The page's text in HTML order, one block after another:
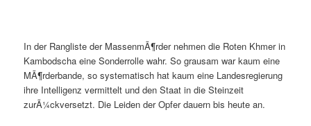
In der Rangliste der MassenmÃ¶rder nehmen die Roten Khmer in
Kambodscha eine Sonderrolle wahr. So grausam war kaum eine
MÃ¶rderbande, so systematisch hat kaum eine Landesregierung
ihre Intelligenz vermittelt und den Staat in die Steinzeit
zurÃ¼ckversetzt. Die Leiden der Opfer dauern bis heute an.